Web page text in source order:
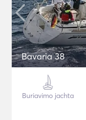
Bavaria 38
Buriavimo jachta